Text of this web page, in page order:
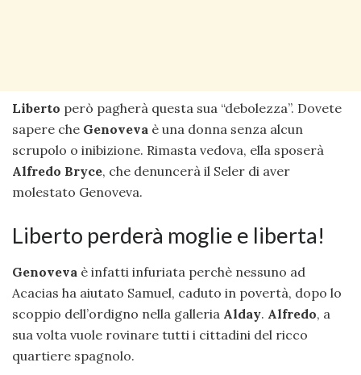
Liberto però pagherà questa sua “debolezza”. Dovete
sapere che Genoveva è una donna senza alcun
scrupolo o inibizione. Rimasta vedova, ella sposerà
Alfredo Bryce, che denuncerà il Seler di aver
molestato Genoveva.
Liberto perderà moglie e liberta!
Genoveva è infatti infuriata perchè nessuno ad
Acacias ha aiutato Samuel, caduto in povertà, dopo lo
scoppio dell’ordigno nella galleria Alday. Alfredo, a
sua volta vuole rovinare tutti i cittadini del ricco
quartiere spagnolo.